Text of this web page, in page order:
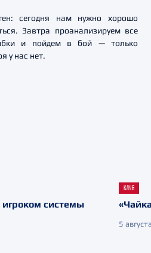
сегодня нам нужно хорошо
Завтра проанализируем все
и пойдем в бой — только
у нас нет.
системы
КЛУБ
5